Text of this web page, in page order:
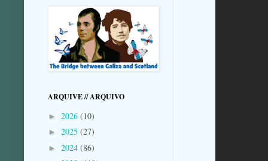
ARQUIVE // ARQUIVO
► 2026 (10)
► 2025 (27)
► 2024 (86)